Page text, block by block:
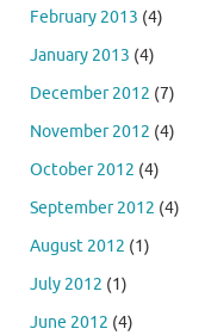
February 2013 (4)
January 2013 (4)
December 2012 (7)
November 2012 (4)
October 2012 (4)
September 2012 (4)
August 2012 (1)
July 2012 (1)
June 2012 (4)